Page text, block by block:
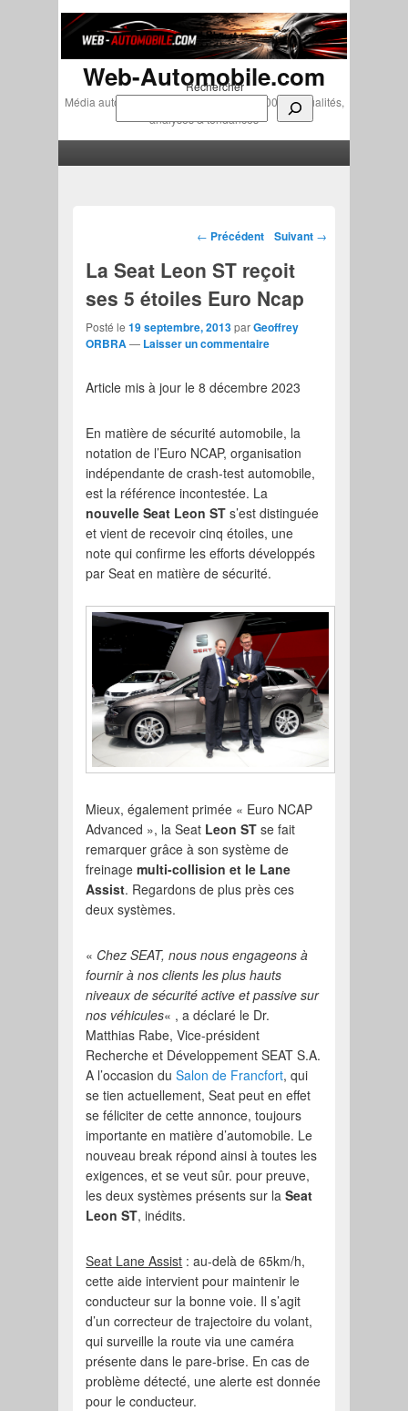
Rechercher
Web-Automobile.com
Média automobile indépendant depuis 2007 • Actualités,
analyses & tendances
Navigation des articles
← Précédent Suivant →
La Seat Leon ST reçoit
ses 5 étoiles Euro Ncap
Posté le19 septembre, 2013parGeoffrey
ORBRA— Laisser un commentaire
Article mis à jour le 8 décembre 2023
En matière de sécurité automobile, la
notation de l’Euro NCAP, organisation
indépendante de crash-test automobile,
est la référence incontestée. La
nouvelle Seat Leon ST s’est distinguée
et vient de recevoir cinq étoiles, une
note qui confirme les efforts développés
par Seat en matière de sécurité.
Mieux, également primée « Euro NCAP
Advanced », la Seat Leon ST se fait
remarquer grâce à son système de
freinagemulti-collision et le Lane
Assist. Regardons de plus près ces
deux systèmes.
« Chez SEAT, nous nous engageons à
fournir à nos clients les plus hauts
niveaux de sécurité active et passive sur
nos véhicules« , a déclaré le Dr.
Matthias Rabe, Vice-président
Recherche et Développement SEAT S.A.
A l’occasion duSalon de Francfort, qui
se tien actuellement, Seat peut en effet
se féliciter de cette annonce, toujours
importante en matière d’automobile. Le
nouveau break répond ainsi à toutes les
exigences, et se veut sûr. pour preuve,
les deux systèmes présents sur laSeat
Leon ST, inédits.
Seat Lane Assist : au-delà de 65km/h,
cette aide intervient pour maintenir le
conducteur sur la bonne voie. Il s’agit
d’un correcteur de trajectoire du volant,
qui surveille la route via une caméra
présente dans le pare-brise. En cas de
problème détecté, une alerte est donnée
pour le conducteur.